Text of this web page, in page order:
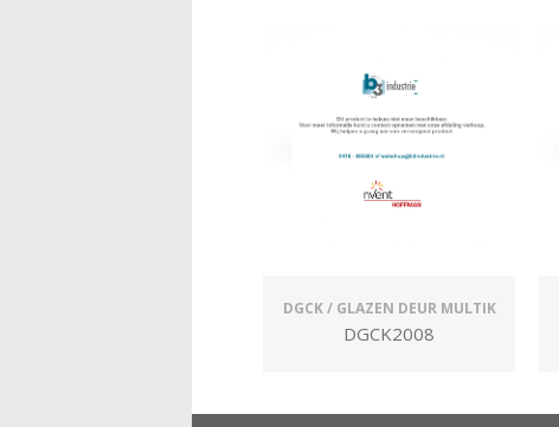
DGCK / GLAZEN DEUR MULTIK
DGCK2008